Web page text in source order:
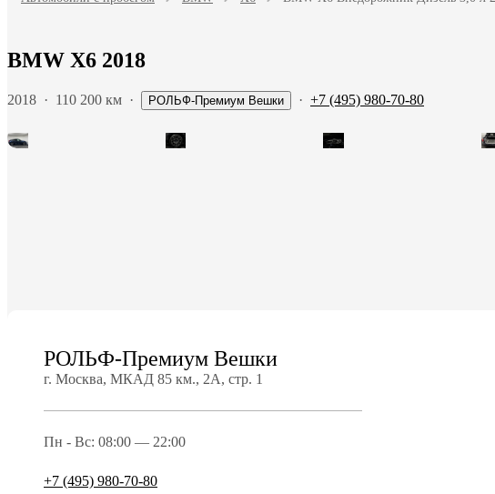
BMW X6 2018
2018 · 110 200 км · РОЛЬФ-Премиум Вешки · +7 (495) 980-70-80
РОЛЬФ-Премиум Вешки
г. Москва, МКАД 85 км., 2А, стр. 1
Пн - Вс: 08:00 — 22:00
+7 (495) 980-70-80